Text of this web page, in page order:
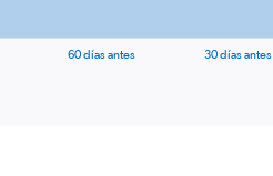
60 días antes 30 días antes